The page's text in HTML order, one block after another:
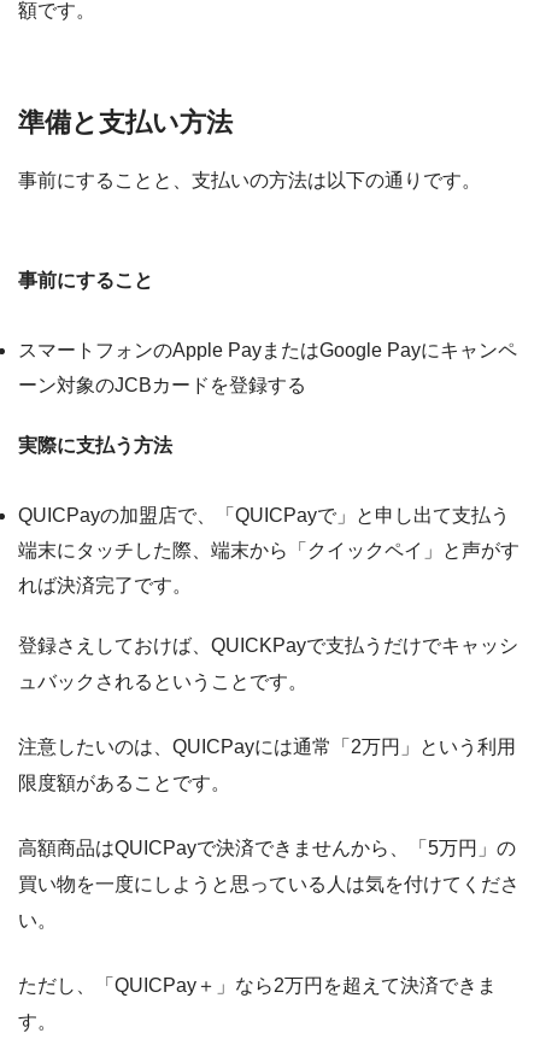
額です。
準備と支払い方法
事前にすることと、支払いの方法は以下の通りです。
事前にすること
スマートフォンのApple PayまたはGoogle Payにキャンペ
ーン対象のJCBカードを登録する
実際に支払う方法
QUICPayの加盟店で、「QUICPayで」と申し出て支払う
端末にタッチした際、端末から「クイックペイ」と声がす
れば決済完了です。
登録さえしておけば、QUICKPayで支払うだけでキャッシ
ュバックされるということです。
注意したいのは、QUICPayには通常
「2万円」という利用
限度額があることです。
高額商品はQUICPayで決済できませんから、「5万円」の
買い物を一度にしようと思っている人は気を付けてくださ
い。
ただし、「QUICPay＋」なら2万円を超えて決済できま
す。